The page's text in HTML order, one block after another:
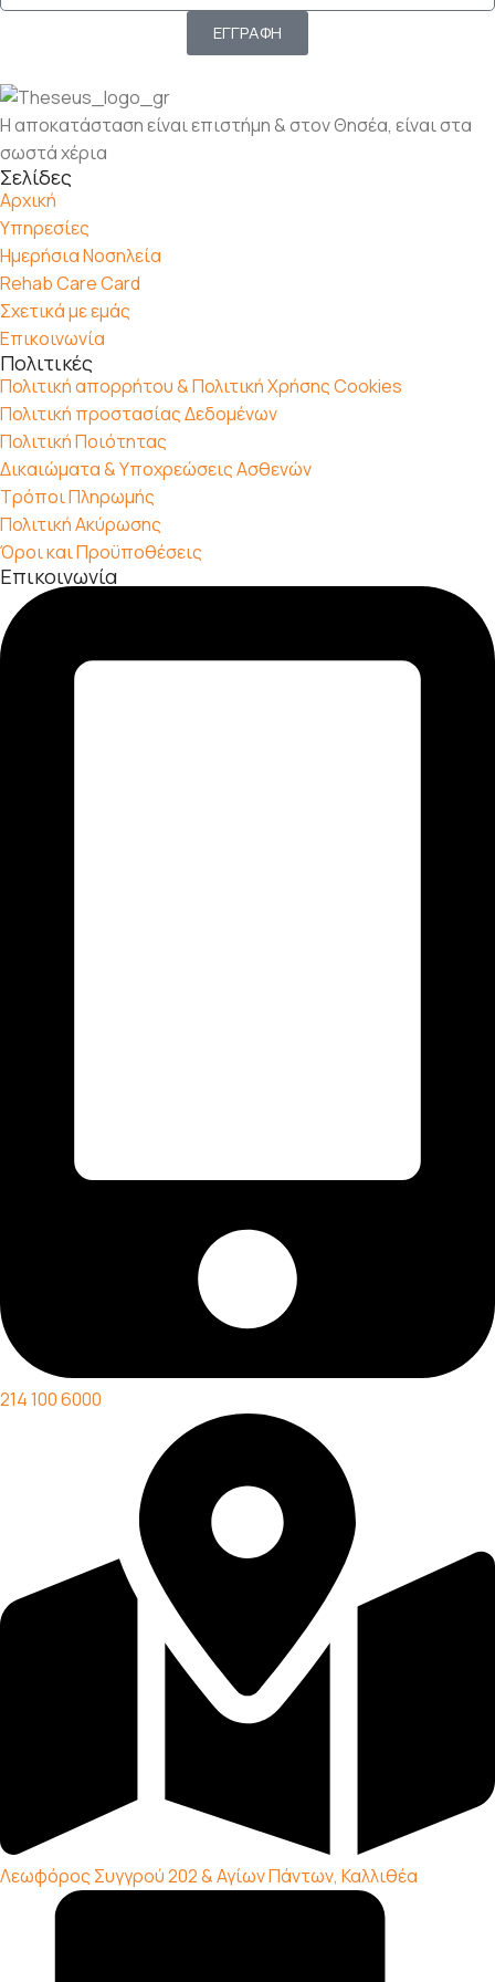
ΕΓΓΡΑΦΗ
Η αποκατάσταση είναι επιστήμη & στον Θησέα, είναι στα
σωστά χέρια
Σελίδες
Αρχική
Υπηρεσίες
Ημερήσια Νοσηλεία
Rehab Care Card
Σχετικά με εμάς
Επικοινωνία
Πολιτικές
Πολιτική απορρήτου & Πολιτική Χρήσης Cookies
Πολιτική προστασίας Δεδομένων
Πολιτική Ποιότητας
Δικαιώματα & Υποχρεώσεις Ασθενών
Τρόποι Πληρωμής
Πολιτική Ακύρωσης
Όροι και Προϋποθέσεις
Επικοινωνία
214 100 6000
Λεωφόρος Συγγρού 202 & Αγίων Πάντων, Καλλιθέα